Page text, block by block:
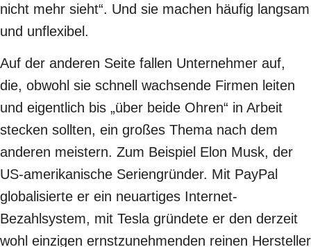
nicht mehr sieht“. Und sie machen häufig langsam
und unflexibel.
Auf der anderen Seite fallen Unternehmer auf,
die, obwohl sie schnell wachsende Firmen leiten
und eigentlich bis „über beide Ohren“ in Arbeit
stecken sollten, ein großes Thema nach dem
anderen meistern. Zum Beispiel Elon Musk, der
US-amerikanische Seriengründer. Mit PayPal
globalisierte er ein neuartiges Internet-
Bezahlsystem, mit Tesla gründete er den derzeit
wohl einzigen ernstzunehmenden reinen Hersteller